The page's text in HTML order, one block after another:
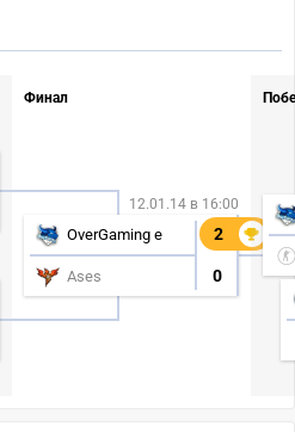
Финал
12.01.14 в 16:00
OverGaming e 2
2
Ases 0